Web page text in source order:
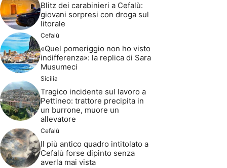
Blitz dei carabinieri a Cefalù:
giovani sorpresi con droga sul
litorale
Cefalù
«Quel pomeriggio non ho visto
indifferenza»: la replica di Sara
Musumeci
Sicilia
Tragico incidente sul lavoro a
Pettineo: trattore precipita in
un burrone, muore un
allevatore
Cefalù
Il più antico quadro intitolato a
Cefalù forse dipinto senza
averla mai vista